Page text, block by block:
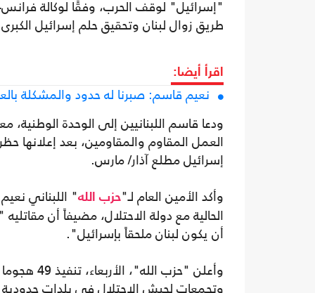
طريق زوال لبنان وتحقيق حلم إسرائيل
اقرأ أيضا:
نعيم قاسم: صبرنا له حدود والمشكلة
ودعا قاسم اللبنانيين إلى الوحدة الوطنية،
العمل المقاوم والمقاومين، بعد إعلانها
إسرائيل مطلع آذار/ مارس.
وأكد الأمين العام لـ"حزب الله" اللبناني
الحالية مع دولة الاحتلال، مضيفاً أن
أن يكون لبنان ملحقاً بإسرائيل".
وأعلن
وتجمعات لجيش الاحتلال في بلدات